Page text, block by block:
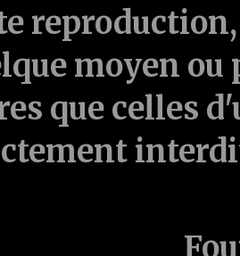
moyen ou
que celles